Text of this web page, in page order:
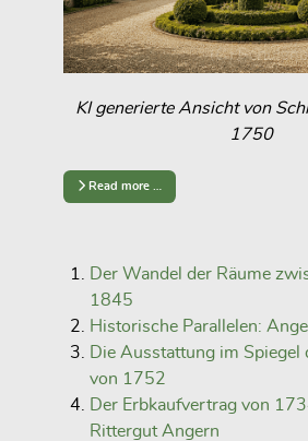
KI generierte Ansicht von
1750
Read more …
Der Wandel der Räume
1845
Historische Parallelen:
Die Ausstattung im Spiegel
von 1752
Der Erbkaufvertrag von
Rittergut Angern